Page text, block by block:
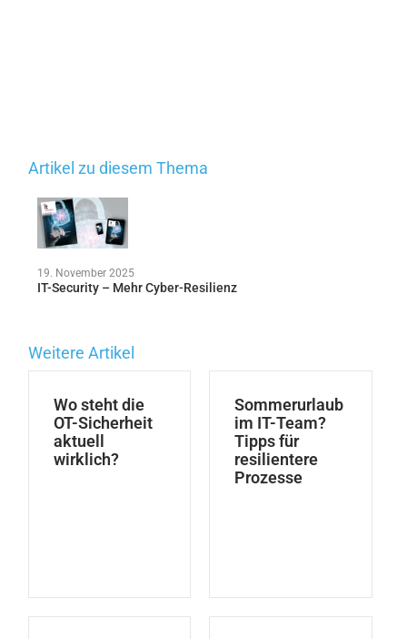
Artikel zu diesem Thema
19. November 2025
IT-Security – Mehr Cyber-Resilienz
Weitere Artikel
Wo steht die
OT-Sicherheit
aktuell
wirklich?
Sommerurlaub
im IT-Team?
Tipps für
resilientere
Prozesse